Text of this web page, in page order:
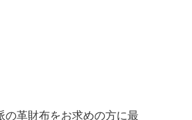
革財布をお求めの方に最